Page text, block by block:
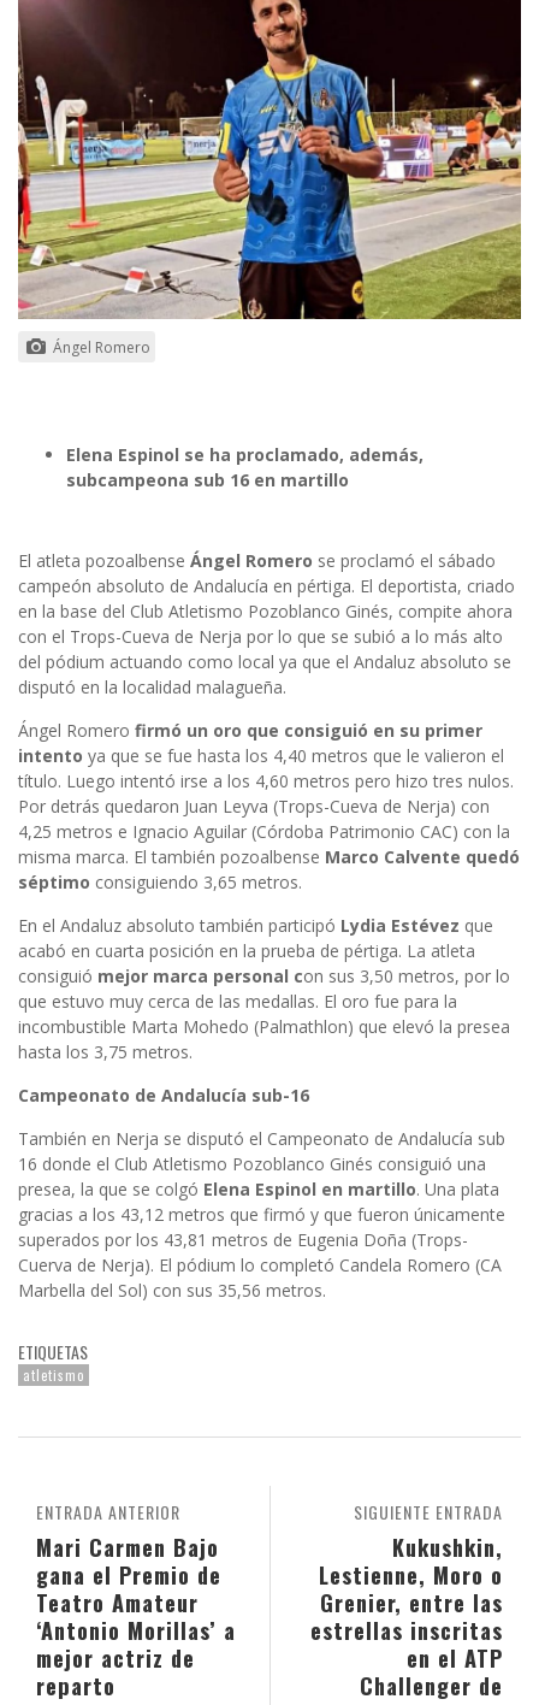
Ángel Romero
Elena Espinol se ha proclamado, además,
subcampeona sub 16 en martillo
El atleta pozoalbense Ángel Romero se proclamó el sábado
campeón absoluto de Andalucía en pértiga. El deportista, criado
en la base del Club Atletismo Pozoblanco Ginés, compite ahora
con el Trops-Cueva de Nerja por lo que se subió a lo más alto
del pódium actuando como local ya que el Andaluz absoluto se
disputó en la localidad malagueña.
Ángel Romero firmó un oro que consiguió en su primer
intento ya que se fue hasta los 4,40 metros que le valieron el
título. Luego intentó irse a los 4,60 metros pero hizo tres nulos.
Por detrás quedaron Juan Leyva (Trops-Cueva de Nerja) con
4,25 metros e Ignacio Aguilar (Córdoba Patrimonio CAC) con la
misma marca. El también pozoalbense Marco Calvente quedó
séptimo consiguiendo 3,65 metros.
En el Andaluz absoluto también participó Lydia Estévez que
acabó en cuarta posición en la prueba de pértiga. La atleta
consiguió mejor marca personal con sus 3,50 metros, por lo
que estuvo muy cerca de las medallas. El oro fue para la
incombustible Marta Mohedo (Palmathlon) que elevó la presea
hasta los 3,75 metros.
Campeonato de Andalucía sub-16
También en Nerja se disputó el Campeonato de Andalucía sub
16 donde el Club Atletismo Pozoblanco Ginés consiguió una
presea, la que se colgó Elena Espinol en martillo. Una plata
gracias a los 43,12 metros que firmó y que fueron únicamente
superados por los 43,81 metros de Eugenia Doña (Trops-
Cuerva de Nerja). El pódium lo completó Candela Romero (CA
Marbella del Sol) con sus 35,56 metros.
ETIQUETAS
atletismo
SIGUIENTE ENTRADA
Kukushkin,
Lestienne, Moro o
Grenier, entre las
estrellas inscritas
en el ATP
Challenger de
ENTRADA ANTERIOR
Mari Carmen Bajo
gana el Premio de
Teatro Amateur
‘Antonio Morillas’ a
mejor actriz de
reparto